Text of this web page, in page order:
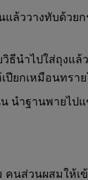
ล้ววางทับด้วย
ธีนำไปใส่ถุงแ
ปียกเหมือนทรา
ำฐานพายไปแ
คนส่วนผสมให้